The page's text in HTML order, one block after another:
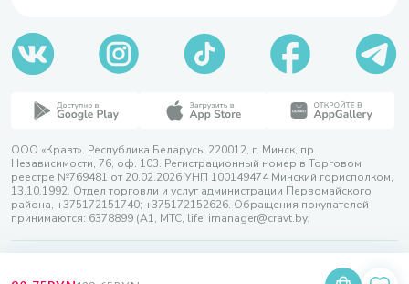
ООО «Кравт». Республика Беларусь, 220012, г. Минск, пр.
Независимости, 76, оф. 103. Регистрационный номер в Торговом
реестре №769481 от 20.02.2026 УНП 100149474 Минский горисполком,
13.10.1992. Отдел торговли и услуг администрации Первомайского
района, +375172151740; +375172152626. Обращения покупателей
принимаются: 6378899 (А1, МТС, life, imanager@cravt.by.
Разработка сайта — SLAM